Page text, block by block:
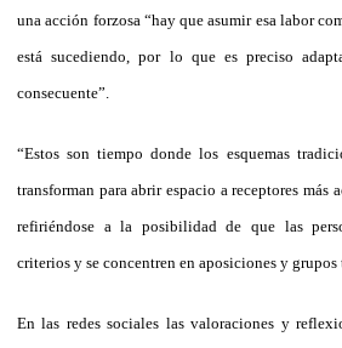
una acción forzosa “hay que asumir esa labor
está sucediendo, por lo que es preciso
consecuente”.
“Estos son tiempo donde los esquemas
transforman para abrir espacio a receptores más
refiriéndose a la posibilidad de que las
criterios y se concentren en aposiciones y grupos
En las redes sociales las valoraciones y